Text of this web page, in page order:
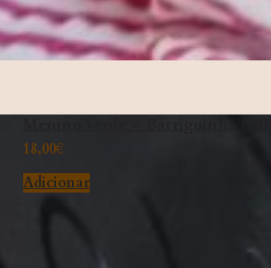
18,00€
Adicionar